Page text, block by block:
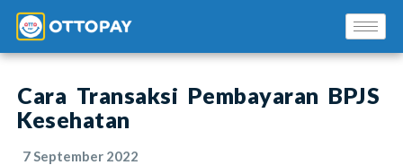
Cara Transaksi Pembayaran BPJS
Kesehatan
7 September 2022